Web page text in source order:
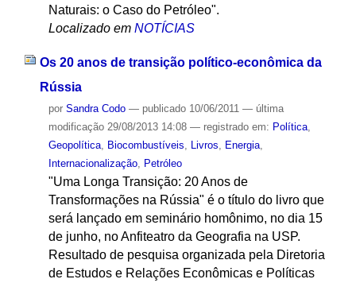
Naturais: o Caso do Petróleo".
Localizado em NOTÍCIAS
Os 20 anos de transição político-econômica da
Rússia
por Sandra Codo — publicado10/06/2011 — última
modificação29/08/2013 14:08 — registrado em: Política,
Geopolítica, Biocombustíveis Livros Energia,
Internacionalização, Petróleo
"Uma Longa Transição: 20 Anos de
Transformações na Rússia" é o título do livro que
será lançado em seminário homônimo, no dia 15
de junho, no Anfiteatro da Geografia na USP.
Resultado de pesquisa organizada pela Diretoria
de Estudos e Relações Econômicas e Políticas